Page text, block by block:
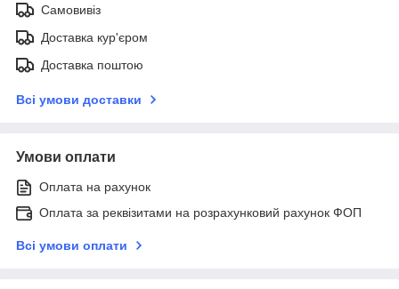
Самовивіз
Доставка кур'єром
Доставка поштою
Всі умови доставки
Умови оплати
Оплата на рахунок
Оплата за реквізитами на розрахунковий рахунок ФОП
Всі умови оплати